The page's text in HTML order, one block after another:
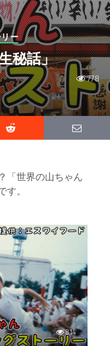
778
ー
秘話」
「世界の山ちゃん
す。
814